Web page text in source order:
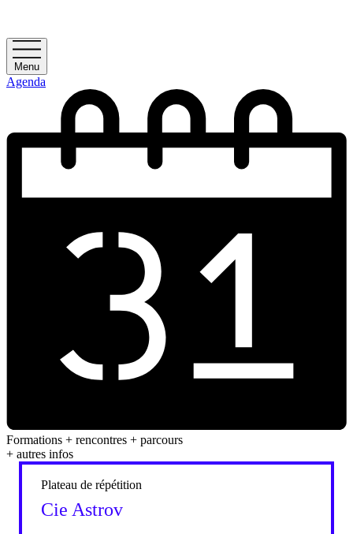
Menu
Agenda
Formations + rencontres + parcours
+ autres infos
Plateau de répétition
Cie Astrov